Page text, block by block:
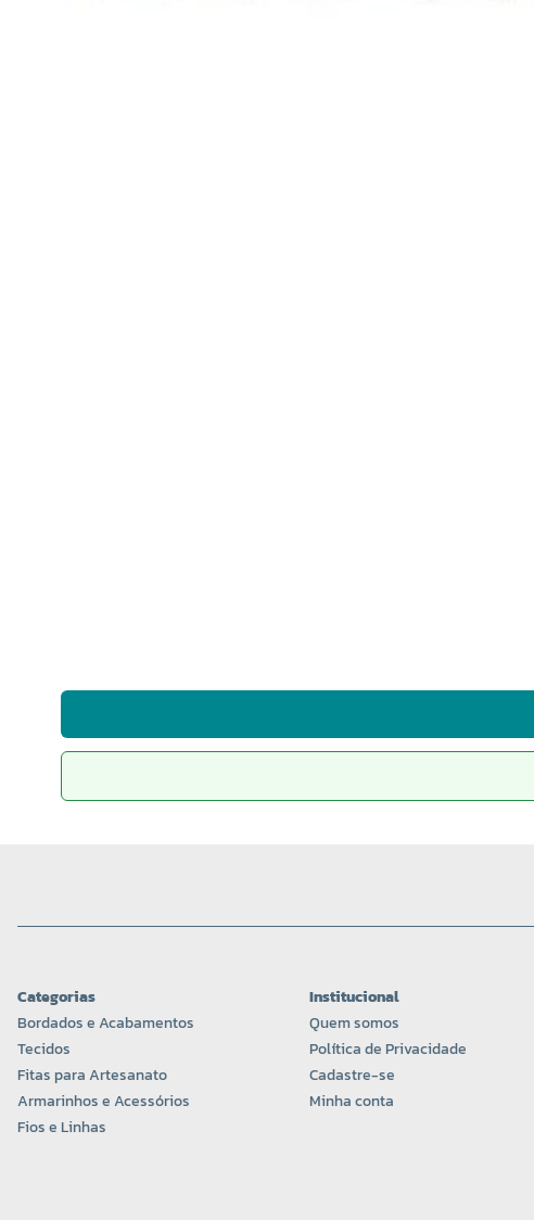
Categorias
Bordados e Acabamentos
Tecidos
Fitas para Artesanato
Armarinhos e Acessórios
Fios e Linhas
Institucional
Quem somos
Política de Privacidade
Cadastre-se
Minha conta